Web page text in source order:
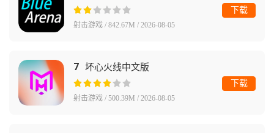
射击游戏 / 842.67M / 2026-08-05
下载
7 坏心火线中文版
射击游戏 / 500.39M / 2026-08-05
下载